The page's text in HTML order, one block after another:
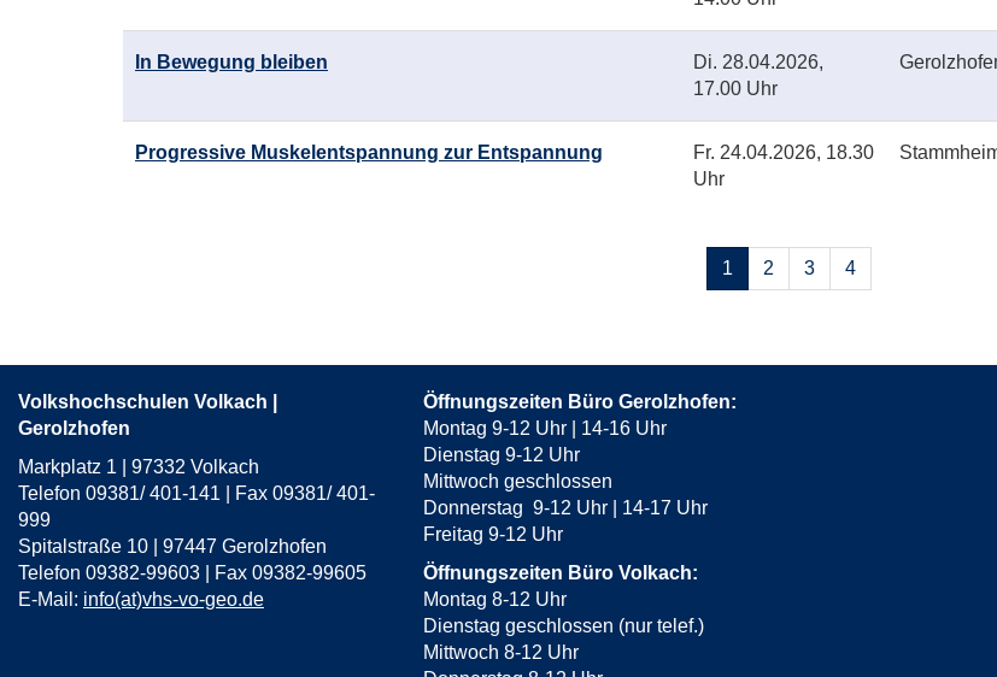
In Bewegung bleiben Di. 28.04.2026,
17.00 Uhr
Progressive Muskelentspannung zur Entspannung Fr. 24.04.2026, 18.30
Uhr
Seiten
blättern
1 2 3 4
Volkshochschulen Volkach |
Gerolzhofen
Markplatz 1 | 97332 Volkach
Telefon 09381/ 401-141 | Fax 09381/ 401-
999
Spitalstraße 10 | 97447 Gerolzhofen
Telefon 09382-99603 | Fax 09382-99605
E-Mail: info(at)vhs-vo-geo.de
Öffnungszeiten Büro Gerolzhofen:
Montag 9-12 Uhr | 14-16 Uhr
Dienstag 9-12 Uhr
Mittwoch geschlossen
Donnerstag 9-12 Uhr | 14-17 Uhr
Freitag 9-12 Uhr
Öffnungszeiten Büro Volkach:
Montag 8-12 Uhr
Dienstag geschlossen (nur telef.)
Mittwoch 8-12 Uhr